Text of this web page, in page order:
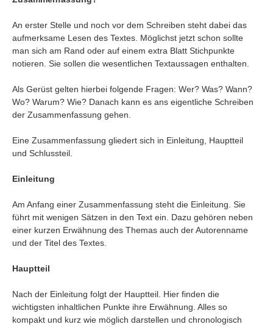
News
Foren
Letzte Beiträge
Aktive Forenbeiträge
Dies ist das Forum um neue Funktionen und Information zu Wünschen
Regeln (Bitte vor dem posten lesen)
Regeln (Bitte vor dem posten lesen)
An erster Stelle und noch vor dem Schreiben steht dabei das
aufmerksame Lesen des Textes. Möglichst jetzt schon sollte
man sich am Rand oder auf einem extra Blatt Stichpunkte
notieren. Sie sollen die wesentlichen Textaussagen enthalten.
Als Gerüst gelten hierbei folgende Fragen: Wer? Was? Wann?
Wo? Warum? Wie? Danach kann es ans eigentliche Schreiben
der Zusammenfassung gehen.
Eine Zusammenfassung gliedert sich in Einleitung, Hauptteil
und Schlussteil.
Einleitung
Am Anfang einer Zusammenfassung steht die Einleitung. Sie
führt mit wenigen Sätzen in den Text ein. Dazu gehören neben
einer kurzen Erwähnung des Themas auch der Autorenname
und der Titel des Textes.
Hauptteil
Nach der Einleitung folgt der Hauptteil. Hier finden die
wichtigsten inhaltlichen Punkte ihre Erwähnung. Alles so
kompakt und kurz wie möglich darstellen und chronologisch